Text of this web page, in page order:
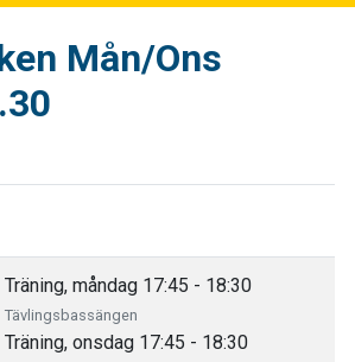
Mån/Ons
Träning, måndag 17:45 - 18:30
Tävlingsbassängen
Träning, onsdag 17:45 - 18:30